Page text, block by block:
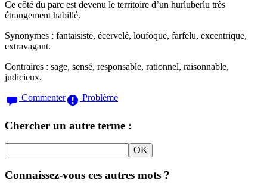
Ce côté du parc est devenu le territoire d’un hurluberlu très
étrangement habillé.
Synonymes : fantaisiste, écervelé, loufoque, farfelu, excentrique,
extravagant.
Contraires : sage, sensé, responsable, rationnel, raisonnable,
judicieux.
Commenter
Problème
Chercher un autre terme :
Connaissez-vous ces autres mots ?